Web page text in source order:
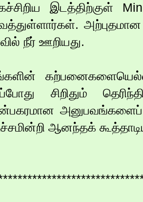
இடத்திற்குள்
நீர் ஊறியது.
சிறிதும்
அனுபவங்களைப்
ஆனந்தக்